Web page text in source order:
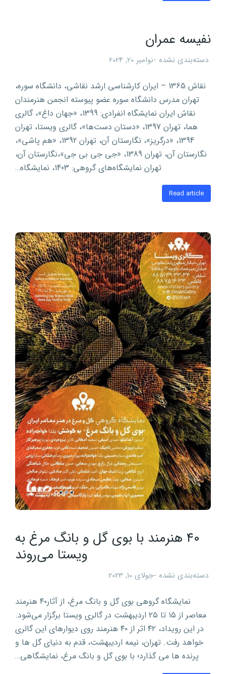
نفیسه عمران
دسته‌بندی نشده نوامبر 20, 2024
نقاش 1365 – ایران کارشناسی ارشد نقاشی، دانشگاه سوره،
تهران مدرس دانشگاه سوره عضو پیوسته انجمن هنرمندان
نقاش ایران نمایشگاه انفرادی: 1399، «جهان داغ»، گالری
هما، تهران 1397، «دستان دست‌ها»، گالری ویستا، تهران
1394، «درگریز»، نگارستان آن، تهران 1392، «هم پاشی»،
نگارستان آن، تهران 1389، «جی جی بی جی»،نگارستان آن،
تهران نمایشگاه‌های گروهی: 1403، نمایشگاه…
Read article
۴۰ هنرمند با بوی گل و بانگ مرغ به
ویستا می‌روند
دسته‌بندی نشده جولای 10, 2023
نمایشگاه گروهی بوی گل و بانگ مرغ، از آثار۴۰ هنرمند
معاصر از ۱۵ تا ۲۵ اردیبهشت در گالری ویستا برگزار می‌شود.
در این رویداد، ۴۲ اثر از ۴۰ هنرمند روی دیوارهای این گالری
خواهد رفت. تهران، نیمه اردیبهشت، قدم به دنیای گل ها و
پرنده ها می گذارد؛ با بوی گل و بانگ مرغ، نمایشگاهی…